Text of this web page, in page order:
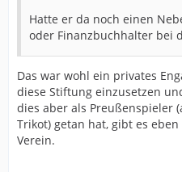
Hatte er da noch einen
oder Finanzbuchhalter bei
Das war wohl ein privates
diese Stiftung einzusetzen
dies aber als Preußenspieler
Trikot) getan hat, gibt es
Verein.